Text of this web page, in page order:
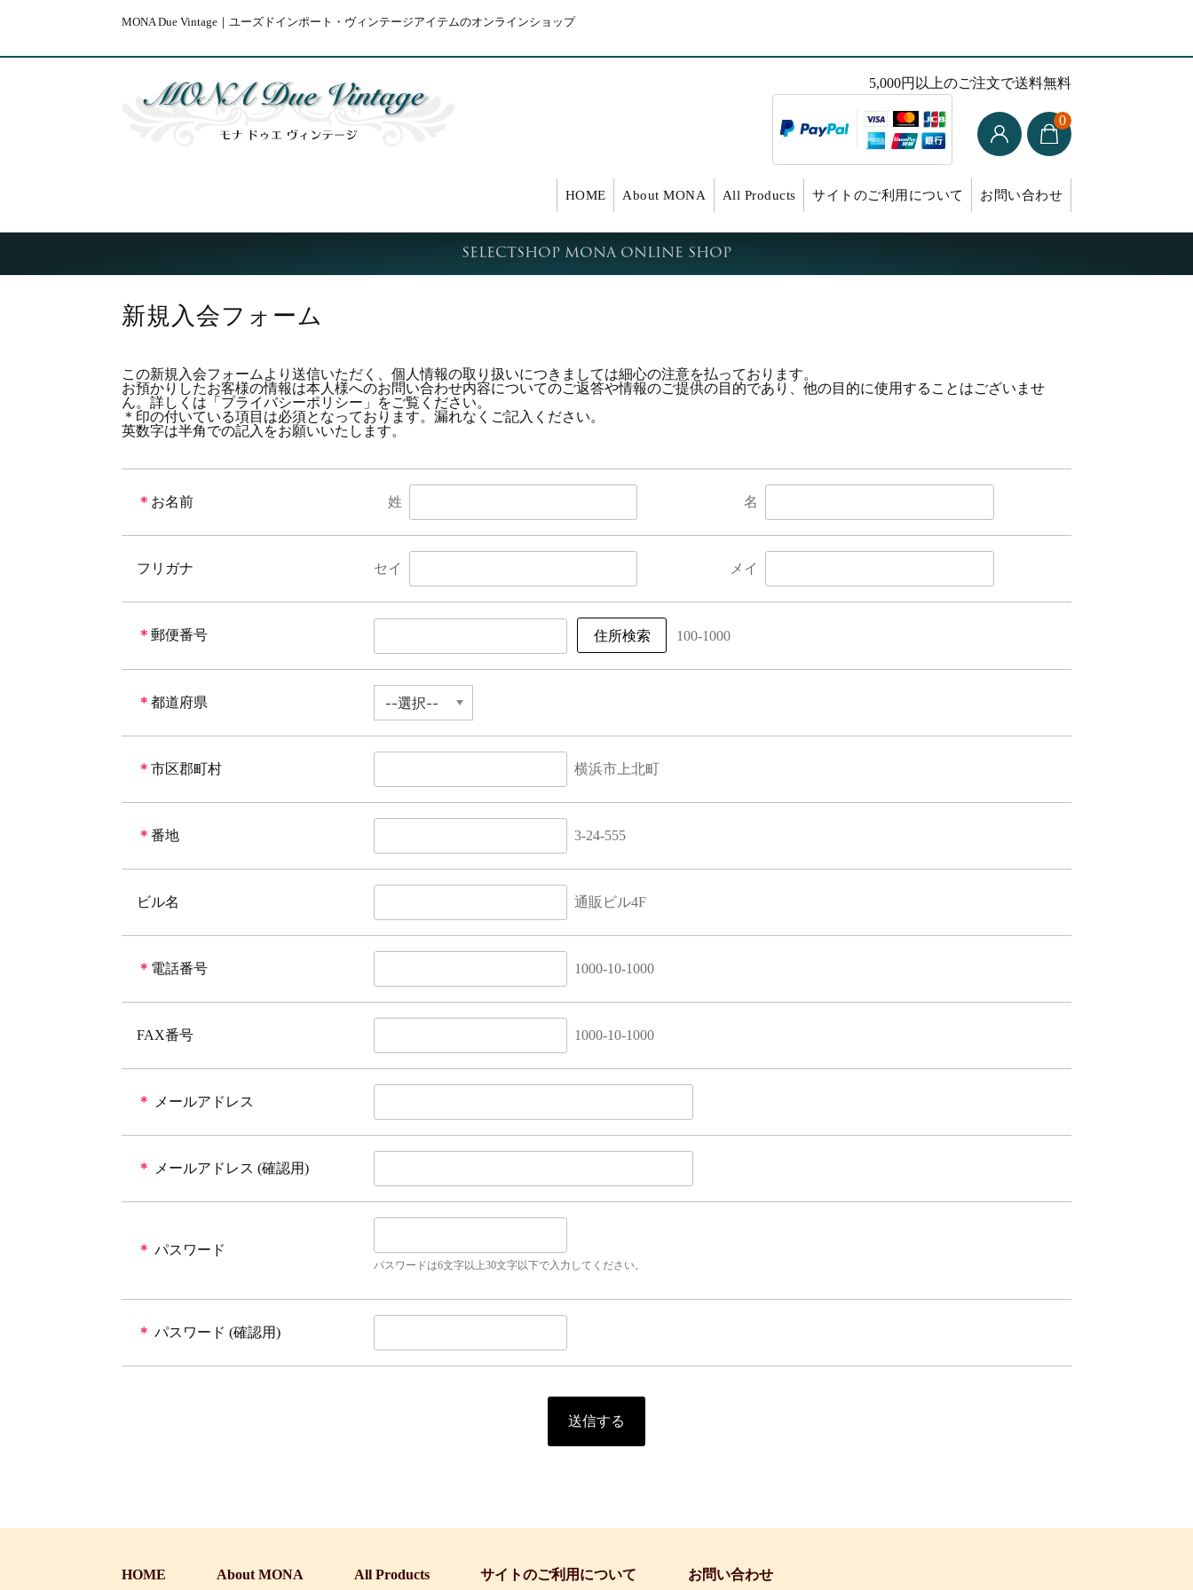
MONA Due Vintage｜ユーズドインポート・ヴィンテージアイテムのオンラインショップ
5,000円以上のご注文で送料無料
0
HOME About MONA All Products サイトのご利用について お問い合わせ
Selectshop MONA Online Shop
新規入会フォーム
この新規入会フォームより送信いただく、個人情報の取り扱いにつきましては細心の注意を払っております。
お預かりしたお客様の情報は本人様へのお問い合わせ内容についてのご返答や情報のご提供の目的であり、他の目的に使用することはございませ
ん。詳しくは「プライバシーポリシー」をご覧ください。
＊印の付いている項目は必須となっております。漏れなくご記入ください。
英数字は半角での記入をお願いいたします。
＊ お名前 姓 名
フリガナ セイ メイ
＊郵便番号 100-1000
＊都道府県
＊市区郡町村 横浜市上北町
＊番地 3-24-555
ビル名 通販ビル4F
＊ 電話番号 1000-10-1000
FAX番号 1000-10-1000
＊ メールアドレス
＊ メールアドレス (確認用)
＊ パスワード
パスワードは6文字以上30文字以下で入力してください。
＊ パスワード (確認用)
HOME About MONA All Products サイトのご利用について お問い合わせ